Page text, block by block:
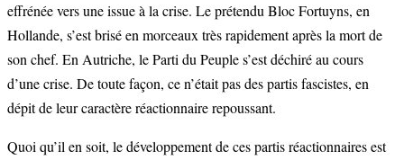
effrénée vers une issue à la crise. Le prétendu Bloc Fortuyns, en
Hollande, s’est brisé en morceaux très rapidement après la mort de
son chef. En Autriche, le Parti du Peuple s’est déchiré au cours
d’une crise. De toute façon, ce n’était pas des partis fascistes, en
dépit de leur caractère réactionnaire repoussant.
Quoi qu’il en soit, le développement de ces partis réactionnaires est